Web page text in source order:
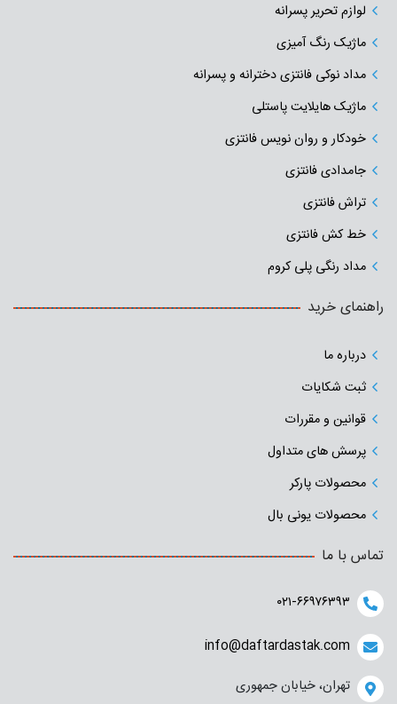
لوازم تحریر پسرانه
ماژیک رنگ آمیزی
مداد نوکی فانتزی دخترانه و پسرانه
ماژیک هایلایت پاستلی
خودکار و روان نویس فانتزی
جامدادی‌ فانتزی
تراش فانتزی
خط کش فانتزی
مداد رنگی پلی کروم
راهنمای خرید
درباره ما
ثبت شکایات
قوانین و مقررات
پرسش های متداول
محصولات پارکر
محصولات یونی بال
تماس با ما
۰۲۱-۶۶۹۷۶۳۹۳
info@daftardastak.com
تهران، خیابان جمهوری